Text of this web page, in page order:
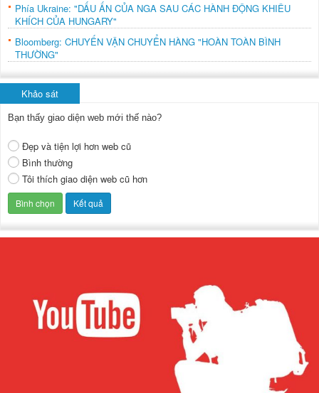
Phía Ukraine: "DẤU ẤN CỦA NGA SAU CÁC HÀNH ĐỘNG KHIÊU
KHÍCH CỦA HUNGARY"
Bloomberg: CHUYẾN VẬN CHUYỂN HÀNG "HOÀN TOÀN BÌNH
THƯỜNG"
Khảo sát
Bạn thấy giao diện web mới thế nào?
Đẹp và tiện lợi hơn web cũ
Bình thường
Tôi thích giao diện web cũ hơn